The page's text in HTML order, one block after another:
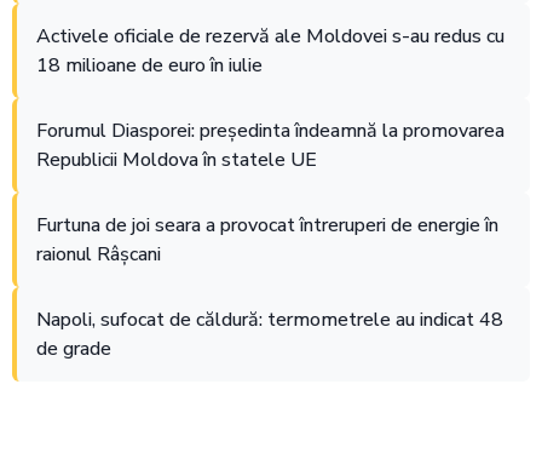
Activele oficiale de rezervă ale Moldovei s-au redus cu
18 milioane de euro în iulie
Forumul Diasporei: președinta îndeamnă la promovarea
Republicii Moldova în statele UE
Furtuna de joi seara a provocat întreruperi de energie în
raionul Râșcani
Napoli, sufocat de căldură: termometrele au indicat 48
de grade